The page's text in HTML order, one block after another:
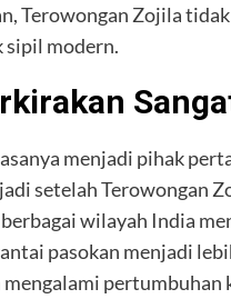
Terowongan Zojila
sipil modern.
menjadi pihak
setelah Terowongan
wilayah India
pasokan menjadi
pertumbuhan